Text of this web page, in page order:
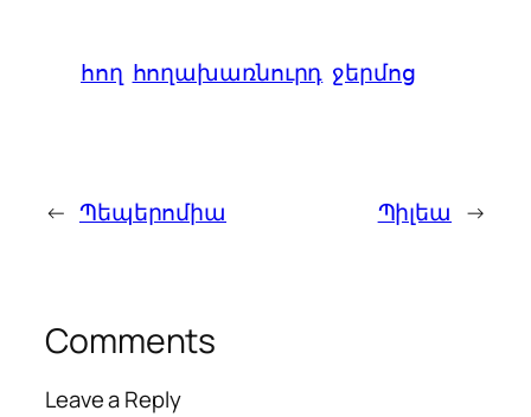
հող հողախառնուրդ ջերմոց
← Պեպերոմիա Պիլեա →
Comments
Leave a Reply